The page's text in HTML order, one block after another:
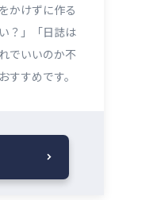
かけずに作る
？」「日誌は
でいいのか不
すめです。